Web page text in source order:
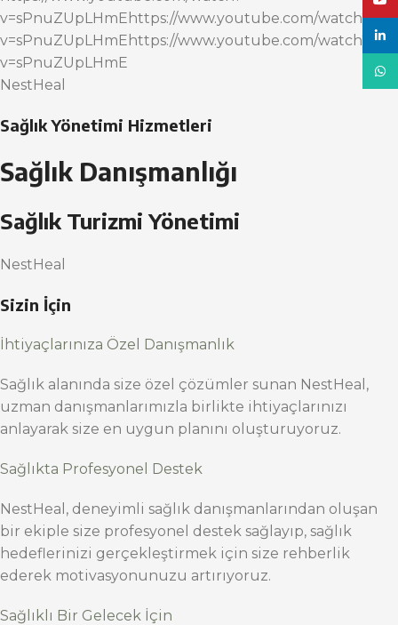
v=sPnuZUpLHmEhttps://www.youtube.com/watch?
v=sPnuZUpLHmEhttps://www.youtube.com/watch?
v=sPnuZUpLHmE
NestHeal
Sağlık Yönetimi Hizmetleri
Sağlık Danışmanlığı
Sağlık Turizmi Yönetimi
NestHeal
Sizin İçin
İhtiyaçlarınıza Özel Danışmanlık
Sağlık alanında size özel çözümler sunan NestHeal,
uzman danışmanlarımızla birlikte ihtiyaçlarınızı
anlayarak size en uygun planını oluşturuyoruz.
Sağlıkta Profesyonel Destek
NestHeal, deneyimli sağlık danışmanlarından oluşan
bir ekiple size profesyonel destek sağlayıp, sağlık
hedeflerinizi gerçekleştirmek için size rehberlik
ederek motivasyonunuzu artırıyoruz.
Sağlıklı Bir Gelecek İçin